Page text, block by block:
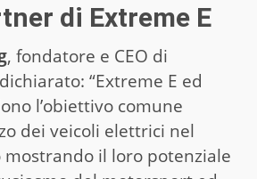
di Extreme E
, fondatore e CEO di
“Extreme E ed
l’obiettivo comune
dei veicoli elettrici nel
mostrando il loro potenziale